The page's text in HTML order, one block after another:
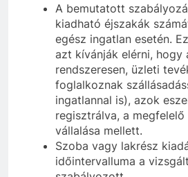
A bemutatott
kiadható éjszakák
egész ingatlan esetén.
azt kívánják elérni, hogy
rendszeresen, üzleti
foglalkoznak
ingatlannal is), azok
regisztrálva, a megfelelő
vállalása mellett.
Szoba vagy lakrész
időintervalluma a